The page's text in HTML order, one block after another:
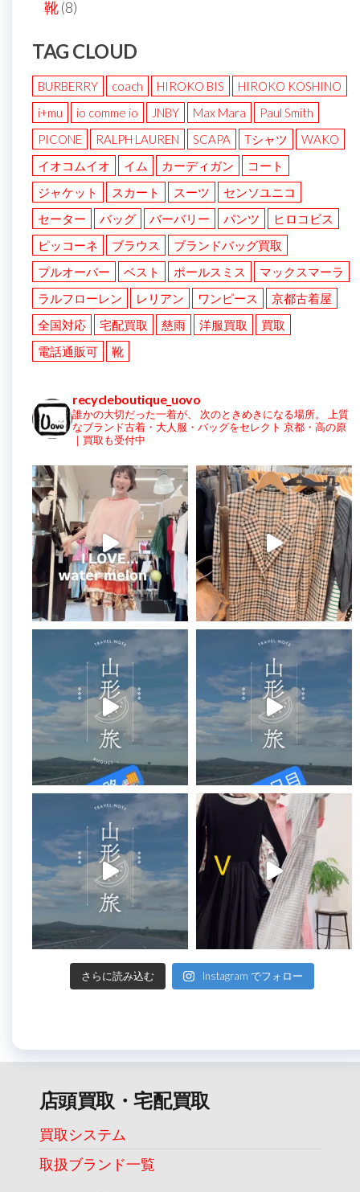
靴(8)
TAG CLOUD
BURBERRY coach HIROKO BIS
HIROKO KOSHINO
i+mu
io comme io JNBY Max Mara
Paul Smith
PICONE
RALPH LAUREN SCAPA Tシャツ
WAKO
イオコムイオ
イム カーディガン
コート
ジャケット
スカート スーツ
センソユニコ
セーター
バッグ バーバリー パンツ
ヒロコビス
ピッコーネ
ブラウス
ブランドバッグ買取
プルオーバー
ベスト ポールスミス
マックスマーラ
ラルフローレン
レリアン ワンピース
京都古着屋
全国対応
宅配買取 慈雨 洋服買取
買取
電話通販可
靴
recycleboutique_uovo
誰かの大切だった一着が、 次のときめきになる場所。
上質
なブランド古着・大人服・バッグをセレクト 京都・高の原
｜買取も受付中
さらに読み込む Instagram でフォロー
店頭買取・宅配買取
買取システム
取扱ブランド一覧